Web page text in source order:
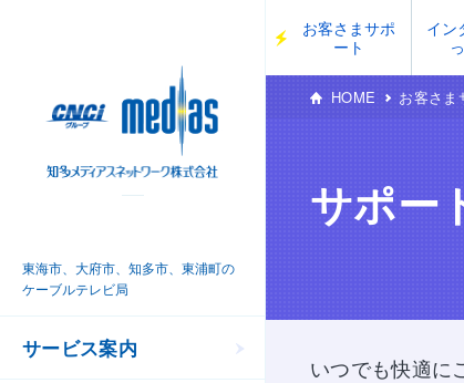
東海市、大府市、知多市、東浦町の
ケーブルテレビ局
サービス案内
お客さまサポ
ート
イン
HOME お客さま
サポー
いつでも快適に